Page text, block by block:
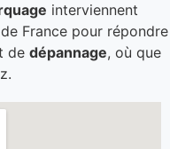
interviennent
France pour répondre
de dépannage, où que